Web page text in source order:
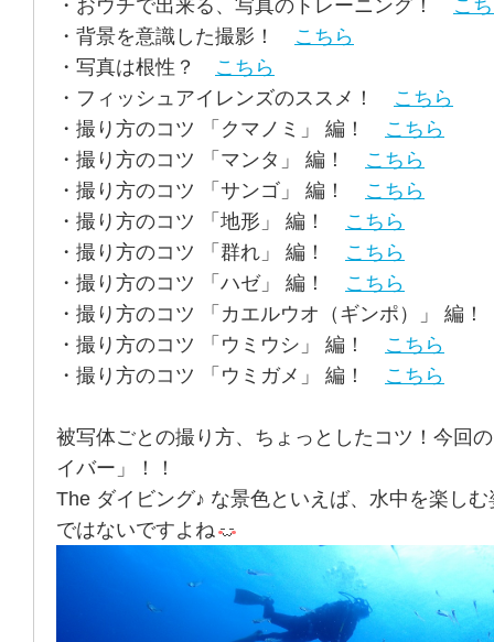
・おウチで出来る、写真のトレーニング！ こ
・背景を意識した撮影！ こちら
・写真は根性？ こちら
・フィッシュアイレンズのススメ！ こちら
・撮り方のコツ 「クマノミ」 編！ こちら
・撮り方のコツ 「マンタ」 編！ こちら
・撮り方のコツ 「サンゴ」 編！ こちら
・撮り方のコツ 「地形」 編！ こちら
・撮り方のコツ 「群れ」 編！ こちら
・撮り方のコツ 「ハゼ」 編！ こちら
・撮り方のコツ 「カエルウオ（ギンポ）」 編
・撮り方のコツ 「ウミウシ」 編！ こちら
・撮り方のコツ 「ウミガメ」 編！ こちら
被写体ごとの撮り方、ちょっとしたコツ！今回
イバー」！！
The ダイビング♪ な景色といえば、水中を楽し
ではないですよね